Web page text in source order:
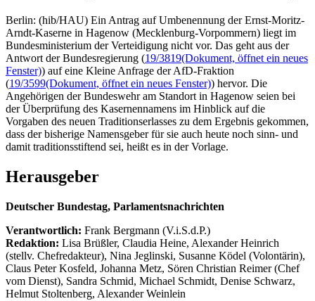
Berlin: (hib/HAU) Ein Antrag auf Umbenennung der Ernst-Moritz-
Arndt-Kaserne in Hagenow (Mecklenburg-Vorpommern) liegt im
Bundesministerium der Verteidigung nicht vor. Das geht aus der
Antwort der Bundesregierung (19/3819(Dokument, öffnet ein neues
Fenster)) auf eine Kleine Anfrage der AfD-Fraktion
(19/3599(Dokument, öffnet ein neues Fenster)) hervor. Die
Angehörigen der Bundeswehr am Standort in Hagenow seien bei
der Überprüfung des Kasernennamens im Hinblick auf die
Vorgaben des neuen Traditionserlasses zu dem Ergebnis gekommen,
dass der bisherige Namensgeber für sie auch heute noch sinn- und
damit traditionsstiftend sei, heißt es in der Vorlage.
Herausgeber
Deutscher Bundestag, Parlamentsnachrichten
Verantwortlich: Frank Bergmann (V.i.S.d.P.)
Redaktion: Lisa Brüßler, Claudia Heine, Alexander Heinrich
(stellv. Chefredakteur), Nina Jeglinski, Susanne Ködel (Volontärin),
Claus Peter Kosfeld, Johanna Metz, Sören Christian Reimer (Chef
vom Dienst), Sandra Schmid, Michael Schmidt, Denise Schwarz,
Helmut Stoltenberg, Alexander Weinlein